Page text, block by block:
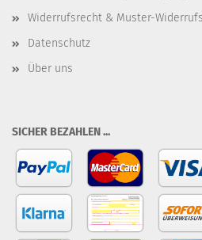
Widerrufsrecht & Muster-
Datenschutz
Über uns
SICHER BEZAHLEN ...